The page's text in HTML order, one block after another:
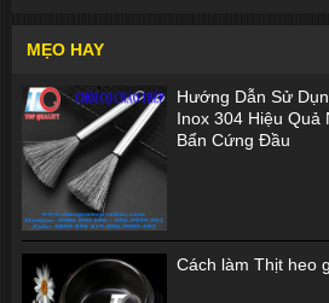
MẸO HAY
Hướng Dẫn Sử
Inox 304 Hiệu Quả
Bẩn Cứng Đầu
Cách làm Thịt heo